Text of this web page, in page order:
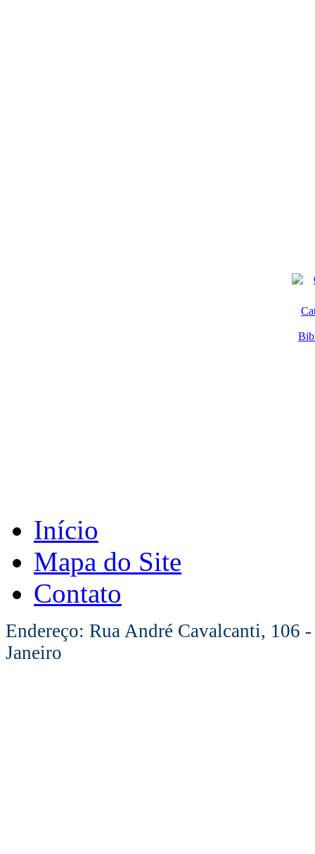
Início
Mapa do Site
Contato
Endereço: Rua André Cavalcanti, 106
Janeiro